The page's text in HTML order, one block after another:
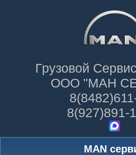
Грузовой
ООО "МАН
8(927)891-
MAN